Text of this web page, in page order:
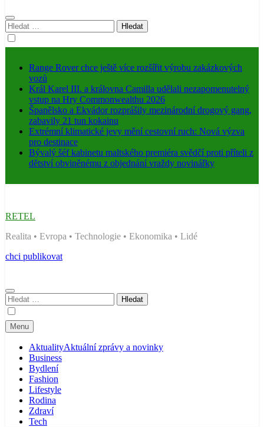
Vyhledávání
Range Rover chce ještě více rozšířit výrobu zakázkových
vozů
Král Karel III. a královna Camilla udělali nezapomenutelný
vstup na Hry Commonwealthu 2026
Španělsko a Ekvádor rozprášily mezinárodní drogový gang,
zabavily 21 tun kokainu
Extrémní klimatické jevy mění cestovní ruch: Nová výzva
pro destinace
Bývalý šéf kabinetu maltského premiéra svědčí proti příteli z
dětství obviněnému z objednání vraždy novinářky
RETEL
Realita • Evropa • Technologie • Ekonomika • Lidé
chci publikovat
Vyhledávání
Menu
AktualityAktuální zprávy a novinky
Business
Bydlení
Fashion
Lifestyle
Rodina
Zdraví
Tech